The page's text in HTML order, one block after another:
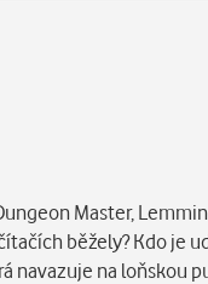
Master,
běžely? Kdo je
navazuje na loňskou